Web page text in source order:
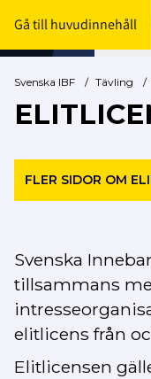
Gå till huvudinnehåll
Svenska IBF / Tävling /
FLER SIDOR OM
Svenska
tillsammans
elitlicens från
Elitlicensen